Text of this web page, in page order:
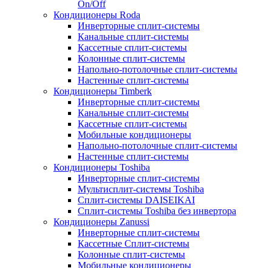
On/Off
Кондиционеры Roda
Инверторные сплит-системы
Канальные сплит-системы
Кассетные сплит-системы
Колонные сплит-системы
Напольно-потолочные сплит-системы
Настенные сплит-системы
Кондиционеры Timberk
Инверторные сплит-системы
Канальные сплит-системы
Кассетные сплит-системы
Мобильные кондиционеры
Напольно-потолочные сплит-системы
Настенные сплит-системы
Кондиционеры Toshiba
Инверторные сплит-системы
Мультисплит-системы Toshiba
Сплит-системы DAISEIKAI
Сплит-системы Toshiba без инвертора
Кондиционеры Zanussi
Инверторные сплит-системы
Кассетные Сплит-системы
Колонные сплит-системы
Мобильные кондиционеры